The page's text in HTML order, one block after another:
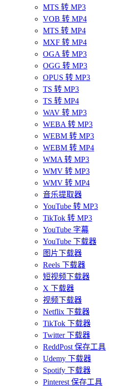
MTS 转 MP3
VOB 转 MP4
MTS 转 MP4
MXF 转 MP4
OGA 转 MP3
OGG 转 MP3
OPUS 转 MP3
TS 转 MP3
TS 转 MP4
WAV 转 MP3
WEBA 转 MP3
WEBM 转 MP3
WEBM 转 MP4
WMA 转 MP3
WMV 转 MP3
WMV 转 MP4
音乐提取器
YouTube 转 MP3
TikTok 转 MP3
YouTube 字幕
YouTube 下载器
图片下载器
Reels 下载器
短视频下载器
X 下载器
视频下载器
Netflix 下载器
TikTok 下载器
Twitter 下载器
ReddPost 保存工具
Udemy 下载器
Spotify 下载器
Pinterest 保存工具